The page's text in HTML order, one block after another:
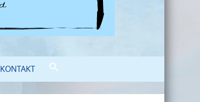
KONTAKT